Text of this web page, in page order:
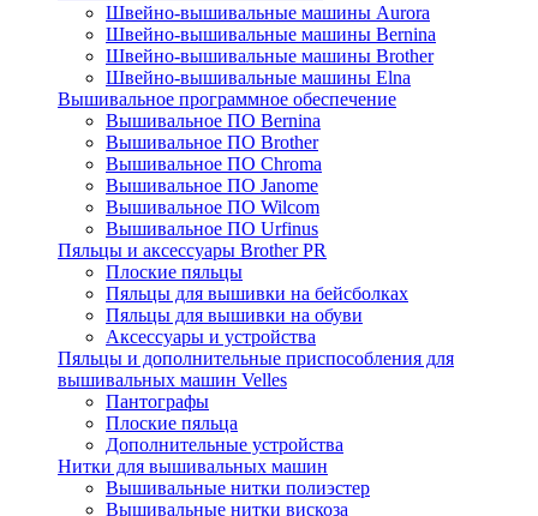
Швейно-вышивальные машины Aurora
Швейно-вышивальные машины Bernina
Швейно-вышивальные машины Brother
Швейно-вышивальные машины Elna
Вышивальное программное обеспечение
Вышивальное ПО Bernina
Вышивальное ПО Brother
Вышивальное ПО Chroma
Вышивальное ПО Janome
Вышивальное ПО Wilcom
Вышивальное ПО Urfinus
Пяльцы и аксессуары Brother PR
Плоские пяльцы
Пяльцы для вышивки на бейсболках
Пяльцы для вышивки на обуви
Аксессуары и устройства
Пяльцы и дополнительные приспособления для
вышивальных машин Velles
Пантографы
Плоские пяльца
Дополнительные устройства
Нитки для вышивальных машин
Вышивальные нитки полиэстер
Вышивальные нитки вискоза